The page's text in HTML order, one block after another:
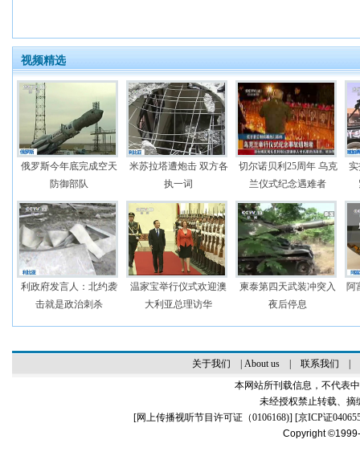
视频精选
俄罗斯今年底完成空天
防御部队
米苏拉塔遭炮击 双方各
执一词
切尔诺贝利25周年 乌克
兰仪式纪念遇难者
利政府发言人：北约袭
击就是政治刺杀
温家宝举行仪式欢迎澳
大利亚总理访华
柬泰第四天武装冲突入
夜后停息
阿
关于我们 About us| 联系我们
本网站所刊载信息，不代表
未经授权禁止转载、摘
[网上传播视听节目许可证（0106168)] [京ICP证
Copyright